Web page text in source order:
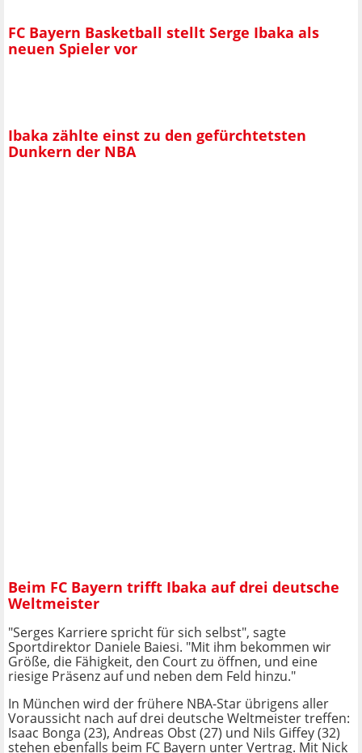
FC Bayern Basketball stellt Serge Ibaka als
neuen Spieler vor
Ibaka zählte einst zu den gefürchtetsten
Dunkern der NBA
Beim FC Bayern trifft Ibaka auf drei deutsche
Weltmeister
"Serges Karriere spricht für sich selbst", sagte
Sportdirektor Daniele Baiesi. "Mit ihm bekommen wir
Größe, die Fähigkeit, den Court zu öffnen, und eine
riesige Präsenz auf und neben dem Feld hinzu."
In München wird der frühere NBA-Star übrigens aller
Voraussicht nach auf drei deutsche Weltmeister treffen:
Isaac Bonga (23), Andreas Obst (27) und Nils Giffey (32)
stehen ebenfalls beim FC Bayern unter Vertrag. Mit Nick